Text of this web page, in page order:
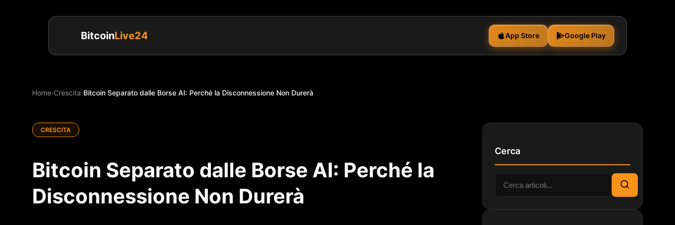
BitcoinLive24 App Store Google Play
Home›Crescita›Bitcoin Separato dalle Borse AI: Perché la Disconnessione Non Durerà
CRESCITA
Bitcoin Separato dalle Borse AI: Perché la
Disconnessione Non Durerà
Cerca
Cerca:
Cerca